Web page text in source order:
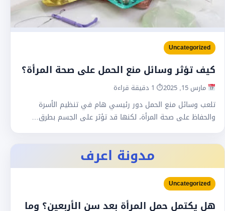
Uncategorized
كيف تؤثر وسائل منع الحمل على صحة المرأة؟
مارس 15, 2025 ⏱ 1 دقيقة قراءة
تلعب وسائل منع الحمل دور رئيسي هام في تنظيم الأسرة
والحفاظ على صحة المرأة، لكنها قد تؤثر على الجسم بطرق…
مدونة اعرف
Uncategorized
هل يكتمل حمل المرأة بعد سن الأربعين؟ وما